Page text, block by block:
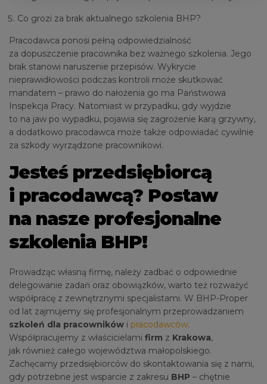
Co grozi za brak aktualnego szkolenia BHP?
Pracodawca ponosi pełną odpowiedzialność
za dopuszczenie pracownika bez ważnego szkolenia. Jego
brak stanowi naruszenie przepisów. Wykrycie
nieprawidłowości podczas kontroli może skutkować
mandatem – prawo do nałożenia go ma Państwowa
Inspekcja Pracy. Natomiast w przypadku, gdy wyjdzie
to na jaw po wypadku, pojawia się zagrożenie karą grzywny,
a dodatkowo pracodawca może także odpowiadać cywilnie
za szkody wyrządzone pracownikowi.
Jesteś przedsiębiorcą
i pracodawcą? Postaw
na nasze profesjonalne
szkolenia BHP!
Prowadząc własną firmę, należy zadbać o odpowiednie
delegowanie zadań oraz obowiązków, warto też rozważyć
współpracę z zewnętrznymi specjalistami. W BHP-Proper
od lat zajmujemy się profesjonalnym przeprowadzaniem
szkoleń dla pracowników i pracodawców.
Współpracujemy z właścicielami firm z Krakowa,
jak również całego województwa małopolskiego.
Zachęcamy przedsiębiorców do skontaktowania się z nami,
gdy potrzebne jest wsparcie z zakresu BHP – chętnie